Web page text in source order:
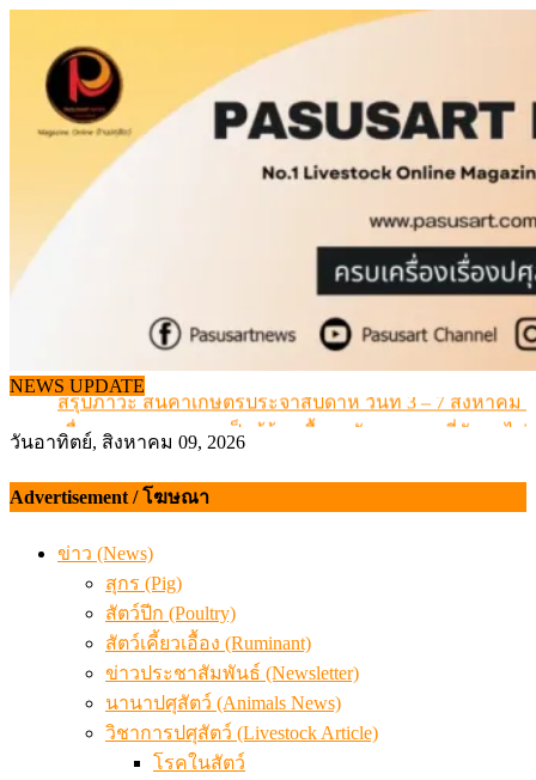
content
NEWS UPDATE
เดินหน้าดัน “ราคากลางโคเนื้อ” แก้ปัญหาราคาโคเนื้อตก
สรุปภาวะ สินค้าเกษตรประจำสัปดาห์ วันที่ 3 – 7 สิงหาคม
เมื่อเกษตรกรถูกมองเป็นผู้ร้ายเบื้องหลังราคาหมูที่สังคมไม่
ข้อมูลราคา สุกรมีชีวิตหน้าฟาร์ม พระที่ 6 สิงหาคม 2569
สรุปภาวะ สินค้าเกษตรประจำสัปดาห์ วันที่ 3 – 7 สิงหาคม
วันอาทิตย์, สิงหาคม 09, 2026
Advertisement / โฆษณา
ข่าว (News)
สุกร (Pig)
สัตว์ปีก (Poultry)
สัตว์เคี้ยวเอื้อง (Ruminant)
ข่าวประชาสัมพันธ์ (Newsletter)
นานาปศุสัตว์ (Animals News)
วิชาการปศุสัตว์ (Livestock Article)
โรคในสัตว์